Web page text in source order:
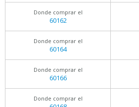
Donde comprar el
60162
Donde comprar el
60164
Donde comprar el
60166
Donde comprar el